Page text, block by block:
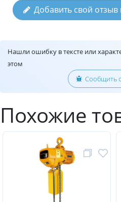
Добавить свой отзыв
Нашли ошибку в тексте или
этом
Сообщить
Похожие